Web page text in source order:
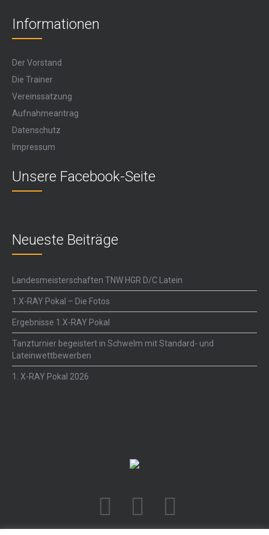
Informationen
Der Vorstand
Die Trainer
Vereinssatzung
Aufnahmeantrag
Datenschutz
Impressum
Unsere Facebook-Seite
Neueste Beiträge
Landesmeisterschaften TNW HGR D/C Latein
1.X-RAY Pokal – Die Fotos
Ergebnisse 1.X-RAY Pokal
Tanzturnier begeistert in Schwelm mit Standard- und
Lateinwettbewerben
1. X-RAY Pokal 2026